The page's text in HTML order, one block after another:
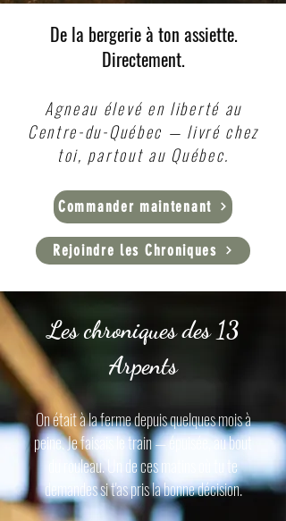
De la bergerie à ton assiette.
Directement.
Agneau élevé en liberté au
Centre-du-Québec — livré chez
toi, partout au Québec.
Commander maintenant
Rejoindre les Chroniques
Les chroniques des 13
Arpents
On était à la ferme depuis quelques mois à
peine. Je faisais le train — épuisée, au bout
du rouleau. Un de ces matins où tu te
demandes si t'as pris la bonne décision.